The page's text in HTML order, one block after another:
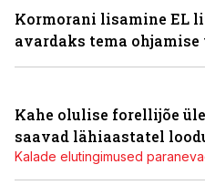
Kormorani lisamine EL
avardaks tema
Kahe olulise forellijõe
saavad lähiaastatel
Kalade elutingimused